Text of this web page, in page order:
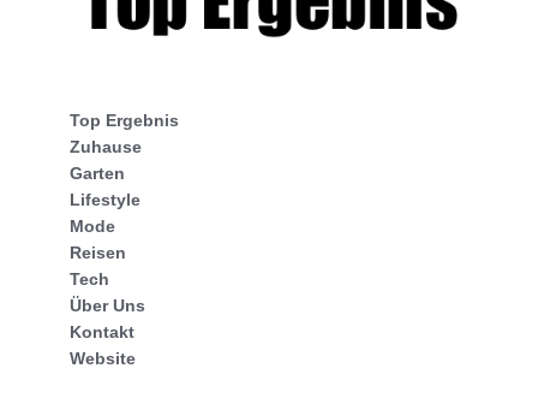
Top Ergebnis
Zuhause
Garten
Lifestyle
Mode
Reisen
Tech
Über Uns
Kontakt
Website